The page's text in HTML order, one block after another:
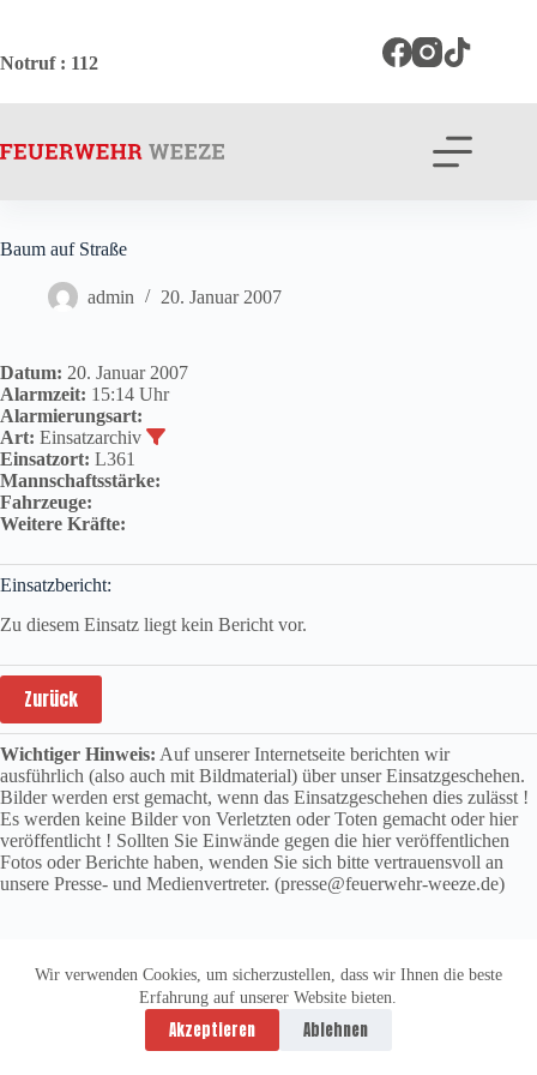
springen
Wir verwenden Cookies, um sicherzustellen, dass wir Ihnen die beste
Erfahrung auf unserer Website bieten.
Akzeptieren Ablehnen
Notruf: 112
Baum auf Straße
admin 20. Januar 2007
Datum: 20. Januar 2007
Alarmzeit: 15:14 Uhr
Alarmierungsart:
Art: Einsatzarchiv
Einsatzort: L361
Mannschaftsstärke:
Fahrzeuge:
Weitere Kräfte:
Einsatzbericht:
Zu diesem Einsatz liegt kein Bericht vor.
Zurück
Wichtiger Hinweis: Auf unserer Internetseite berichten wir
ausführlich (also auch mit Bildmaterial) über unser Einsatzgeschehen.
Bilder werden erst gemacht, wenn das Einsatzgeschehen dies zulässt !
Es werden keine Bilder von Verletzten oder Toten gemacht oder hier
veröffentlicht ! Sollten Sie Einwände gegen die hier veröffentlichen
Fotos oder Berichte haben, wenden Sie sich bitte vertrauensvoll an
unsere Presse- und Medienvertreter. (presse@feuerwehr-weeze.de)
Datenschutzerklärung
Impressum
Copyright © 2026 -
vitolution